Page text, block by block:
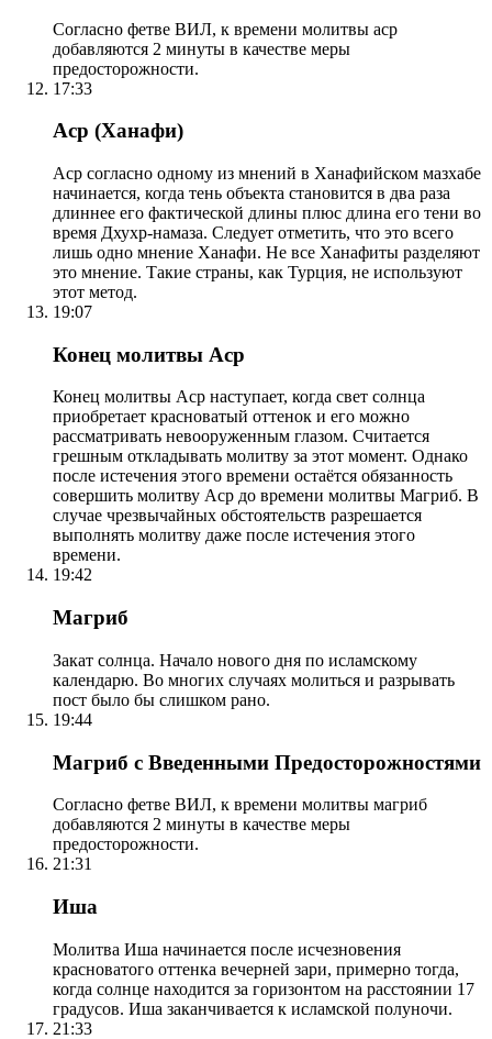
Согласно фетве ВИЛ, к времени молитвы аср
добавляются 2 минуты в качестве меры
предосторожности.
17:33
Аср (Ханафи)
Аср согласно одному из мнений в Ханафийском мазхабе
начинается, когда тень объекта становится в два раза
длиннее его фактической длины плюс длина его тени во
время Дхухр-намаза. Следует отметить, что это всего
лишь одно мнение Ханафи. Не все Ханафиты разделяют
это мнение. Такие страны, как Турция, не используют
этот метод.
19:07
Конец молитвы Аср
Конец молитвы Аср наступает, когда свет солнца
приобретает красноватый оттенок и его можно
рассматривать невооруженным глазом. Считается
грешным откладывать молитву за этот момент. Однако
после истечения этого времени остаётся обязанность
совершить молитву Аср до времени молитвы Магриб. В
случае чрезвычайных обстоятельств разрешается
выполнять молитву даже после истечения этого
времени.
19:42
Магриб
Закат солнца. Начало нового дня по исламскому
календарю. Во многих случаях молиться и разрывать
пост было бы слишком рано.
19:44
Магриб с Введенными Предосторожностями
Согласно фетве ВИЛ, к времени молитвы магриб
добавляются 2 минуты в качестве меры
предосторожности.
21:31
Иша
Молитва Иша начинается после исчезновения
красноватого оттенка вечерней зари, примерно тогда,
когда солнце находится за горизонтом на расстоянии 17
градусов. Иша заканчивается к исламской полуночи.
21:33